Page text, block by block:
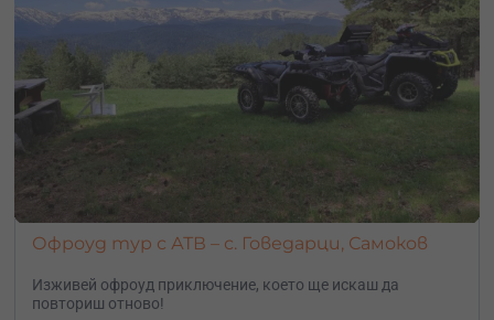
Офроуд тур с АТВ – с. Говедарци, Самоков
Изживей офроуд приключение, което ще искаш да
повториш отново!